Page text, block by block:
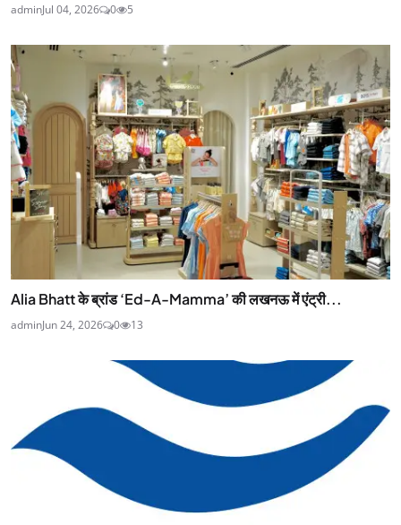
adminJul 04, 2026 0 5
Alia Bhatt के ब्रांड ‘Ed-A-Mamma’ की लखनऊ में एंट्री...
adminJun 24, 2026 0 13